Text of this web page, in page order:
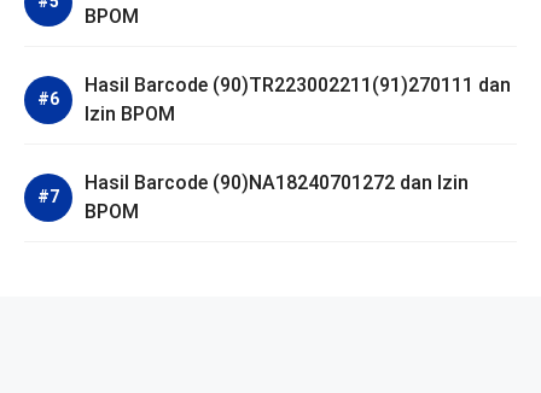
BPOM
Hasil Barcode (90)TR223002211(91)270111 dan
Izin BPOM
Hasil Barcode (90)NA18240701272 dan Izin
BPOM